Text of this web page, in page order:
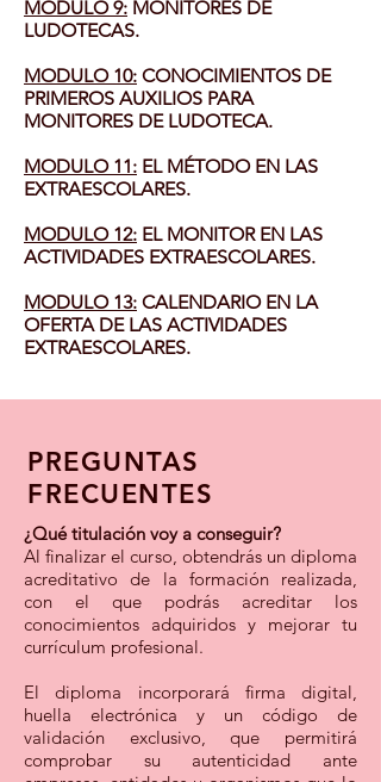
MODULO 9: MONITORES DE
LUDOTECAS.
MODULO 10: CONOCIMIENTOS DE
PRIMEROS AUXILIOS PARA
MONITORES DE LUDOTECA.
MODULO 11: EL MÉTODO EN LAS
EXTRAESCOLARES.
MODULO 12: EL MONITOR EN LAS
ACTIVIDADES EXTRAESCOLARES.
MODULO 13: CALENDARIO EN LA
OFERTA DE LAS ACTIVIDADES
EXTRAESCOLARES.
PREGUNTAS
FRECUENTES
¿Qué titulación voy a conseguir?
Al finalizar el curso, obtendrás un diploma
acreditativo de la formación realizada,
con el que podrás acreditar los
conocimientos adquiridos y mejorar tu
currículum profesional.
El diploma incorporará firma digital,
huella electrónica y un código de
validación exclusivo, que permitirá
comprobar su autenticidad ante